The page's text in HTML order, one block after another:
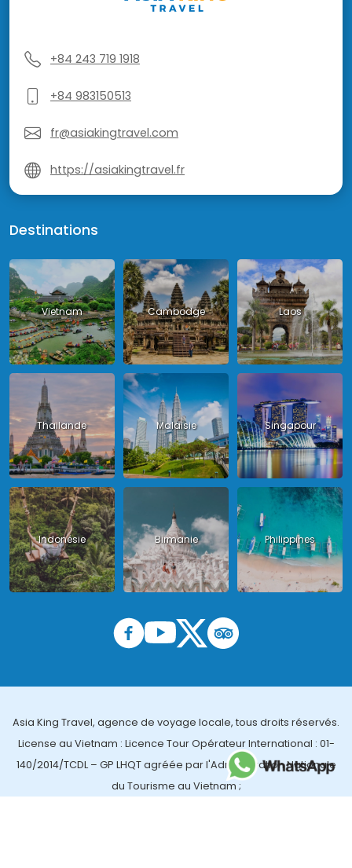
+84 243 719 1918
+84 983150513
fr@asiakingtravel.com
https://asiakingtravel.fr
Destinations
Vietnam Cambodge Laos
Thailande Malaisie Singapour
Indonésie Birmanie Philippines
Asia King Travel, agence de voyage locale, tous droits réservés.
License au Vietnam : Licence Tour Opérateur International : 01-
140/2014/TCDL – GP LHQT agréée par l'Administration Nationale
du Tourisme au Vietnam ;